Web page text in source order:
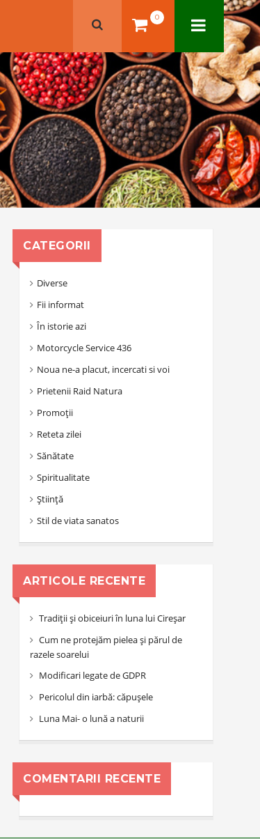
0
CATEGORII
Diverse
Fii informat
În istorie azi
Motorcycle Service 436
Noua ne-a placut, incercati si voi
Prietenii Raid Natura
Promoții
Reteta zilei
Sănătate
Spiritualitate
Știință
Stil de viata sanatos
ARTICOLE RECENTE
Tradiții și obiceiuri în luna lui Cireșar
Cum ne protejăm pielea și părul de
razele soarelui
Modificari legate de GDPR
Pericolul din iarbă: căpușele
Luna Mai- o lună a naturii
COMENTARII RECENTE